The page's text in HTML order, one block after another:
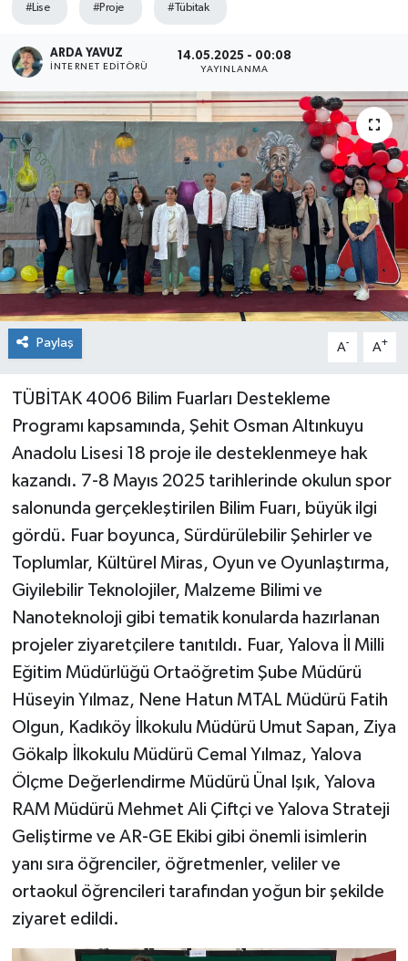
#Lise #Proje #Tübitak
ARDA YAVUZ
İNTERNET EDITÖRÜ
14.05.2025 - 00:08
YAYINLANMA
Paylaş A- A+
TÜBİTAK 4006 Bilim Fuarları Destekleme
Programı kapsamında, Şehit Osman Altınkuyu
Anadolu Lisesi 18 proje ile desteklenmeye hak
kazandı. 7-8 Mayıs 2025 tarihlerinde okulun spor
salonunda gerçekleştirilen Bilim Fuarı, büyük ilgi
gördü. Fuar boyunca, Sürdürülebilir Şehirler ve
Toplumlar, Kültürel Miras, Oyun ve Oyunlaştırma,
Giyilebilir Teknolojiler, Malzeme Bilimi ve
Nanoteknoloji gibi tematik konularda hazırlanan
projeler ziyaretçilere tanıtıldı. Fuar, Yalova İl Milli
Eğitim Müdürlüğü Ortaöğretim Şube Müdürü
Hüseyin Yılmaz, Nene Hatun MTAL Müdürü Fatih
Olgun, Kadıköy İlkokulu Müdürü Umut Sapan, Ziya
Gökalp İlkokulu Müdürü Cemal Yılmaz, Yalova
Ölçme Değerlendirme Müdürü Ünal Işık, Yalova
RAM Müdürü Mehmet Ali Çiftçi ve Yalova Strateji
Geliştirme ve AR-GE Ekibi gibi önemli isimlerin
yanı sıra öğrenciler, öğretmenler, veliler ve
ortaokul öğrencileri tarafından yoğun bir şekilde
ziyaret edildi.
ULUSAL
İLÇELERİMİZ
RESMİ İLAN